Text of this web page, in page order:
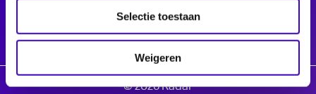
Selectie toestaan
Weigeren
© 2026 Radar